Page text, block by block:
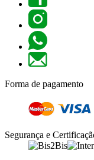
Forma de pagamento
Segurança e